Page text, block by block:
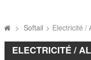
> Softail > Electricité /
ELECTRICITÉ /